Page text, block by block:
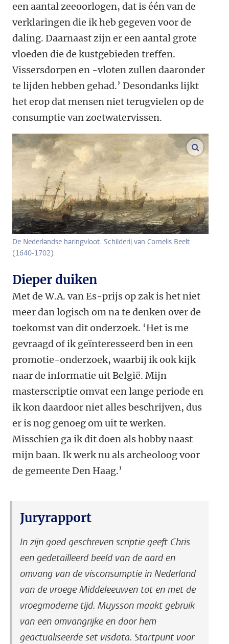
een aantal zeeoorlogen, dat is één van de
verklaringen die ik heb gegeven voor de
daling. Daarnaast zijn er een aantal grote
vloeden die de kustgebieden treffen.
Vissersdorpen en -vloten zullen daaronder
te lijden hebben gehad.’ Desondanks lijkt
het erop dat mensen niet terugvielen op de
consumptie van zoetwatervissen.
De Nederlandse haringvloot. Schilderij van Cornelis Beelt
(1640-1702)
Dieper duiken
Met de W.A. van Es-prijs op zak is het niet
meer dan logisch om na te denken over de
toekomst van dit onderzoek. ‘Het is me
gevraagd of ik geïnteresseerd ben in een
promotie-onderzoek, waarbij ik ook kijk
naar de informatie uit België. Mijn
masterscriptie omvat een lange periode en
ik kon daardoor niet alles beschrijven, dus
er is nog genoeg om uit te werken.
Misschien ga ik dit doen als hobby naast
mijn baan. Ik werk nu als archeoloog voor
de gemeente Den Haag.’
Juryrapport
In zijn goed geschreven scriptie geeft Chris
een gedetailleerd beeld van de aard en
omvang van de visconsumptie in Nederland
van de vroege Middeleeuwen tot en met de
vroegmoderne tijd. Muysson maakt gebruik
van een omvangrijke en door hem
geactualiseerde set visdata. Startpunt voor